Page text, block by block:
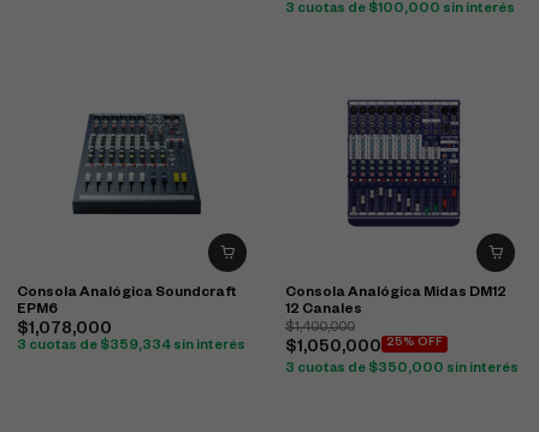
3 cuotas de $100,000 sin interés
Consola Analógica Soundcraft
EPM6
$1,078,000
3 cuotas de $359,334 sin interés
Consola Analógica Midas DM12
12 Canales
$1,400,000
$1,050,000 25% OFF
3 cuotas de $350,000 sin interés